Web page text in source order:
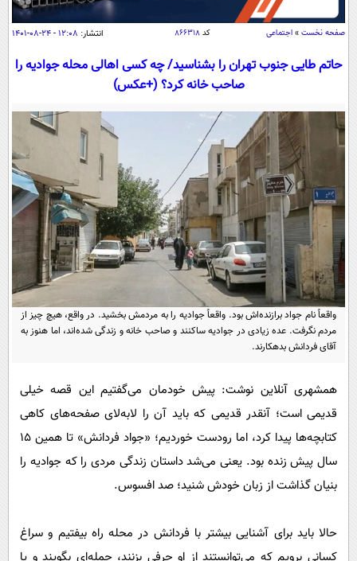
اقتصاد
اقتصادی
خودرو
جامعه
اجتماعی
حوادث
یک برش دانایی
محیط زیست
سفر و تفریح
ورزشی
بین الملل
سیاست خارجی
فرهنگ و هنر
علم و دانش
فناوری و It
علمی
اخبار کریپتو
قرآن
گوناگون
سرگرمی
باشگاه مغز
مجله تصویری سلاح
فیلم
اقتصاد
ورزش
سیاست
فناوری
گوناگون
محیط زیست
فرهنگی
عصر ایران 2
خواندنی ها و دیدنی ها
داستان کوتاه
روانشناسی
آشپزی
آموزش زبان
صفحه نخست » اجتماعی کد ۸۶۶۳۱۸ انتشار: ۱۲:۰۸ - ۲۴-۰۸-۱۴۰۱
حاتم طایی جنوب‌ تهران را بشناسید/ چه کسی اهالی محله جوادیه را
صاحب خانه کرد؟ (+عکس)
واقعاً نام جواد برازنده‌اش بود. واقعاً جوادیه را به مردمش بخشید. در واقع، هیچ ‌چیز از
مردم نگرفت. عده زیادی در جوادیه ساکنند و صاحب خانه و زندگی شده‌اند، اما هنوز به
آقای فردانش بدهکارند.
همشهری آنلاین نوشت: پیش خودمان می‌گفتیم این قصه خیلی
قدیمی است؛ آنقدر قدیمی که باید آن را لابه‌لای صفحه‌های کاهی
کتابچه‌ها پیدا کرد، اما رودست خوردیم؛ «جواد فردانش» تا همین ۱۵
سال پیش زنده بود. یعنی می‌شد داستان زندگی مردی را که جوادیه را
بنیان گذاشت از زبان خودش شنید؛ صد افسوس.
حالا باید برای آشنایی بیشتر با فردانش در محله راه بیفتیم و سراغ